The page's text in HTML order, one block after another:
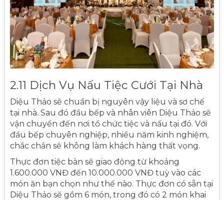
2.11 Dịch Vụ Nấu Tiệc Cưới Tại Nhà
Diệu Thảo sẽ chuẩn bị nguyên vậy liệu và sơ chế
tại nhà. Sau đó đầu bếp và nhân viên Diệu Thảo sẽ
vận chuyển đến nơi tổ chức tiệc và nấu tại đó. Với
đầu bếp chuyên nghiệp, nhiều năm kinh nghiệm,
chắc chắn sẽ không làm khách hàng thất vọng.
Thực đơn tiệc bàn sẽ giao động từ khoảng
1.600.000 VNĐ đến 10.000.000 VNĐ tuỳ vào các
món ăn bạn chọn như thế nào. Thực đơn có sẵn tại
Diệu Thảo sẽ gồm 6 món, trong đó có 2 món khai